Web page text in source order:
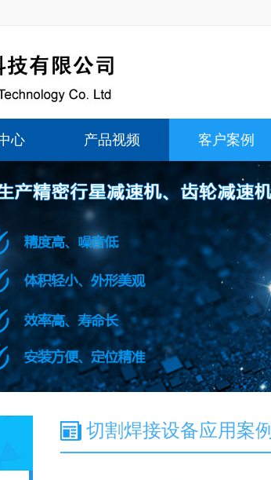
心 产品视频 客户案例
切割焊接设备应用案例